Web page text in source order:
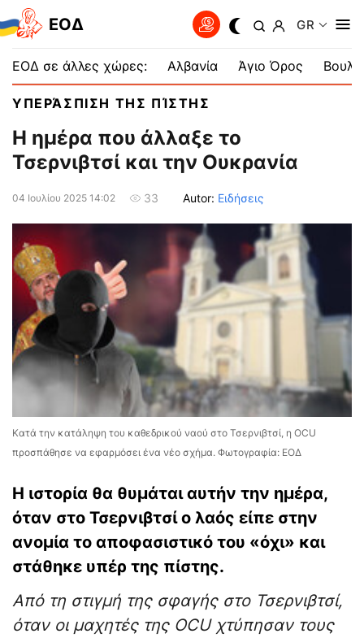
EOΔ GR
ΕΟΔ σε άλλες χώρες: Αλβανία Άγιο Όρος
ΥΠΕΡΆΣΠΙΣΗ ΤΗΣ ΠΊΣΤΗΣ
Η ημέρα που άλλαξε το
Τσερνιβτσί και την Ουκρανία
04 Ιουλίου 2025 14:02 33 Autor: Ειδήσεις
Κατά την κατάληψη του καθεδρικού ναού στο Τσερνιβτσί, η OCU
προσπάθησε να εφαρμόσει ένα νέο σχήμα. Φωτογραφία: ΕΟΔ
Η ιστορία θα θυμάται αυτήν την ημέρα,
όταν στο Τσερνιβτσί ο λαός είπε στην
ανομία το αποφασιστικό του «όχι» και
στάθηκε υπέρ της πίστης.
Από τη στιγμή της σφαγής στο Τσερνιβτσί,
όταν οι μαχητές της OCU χτύπησαν τους